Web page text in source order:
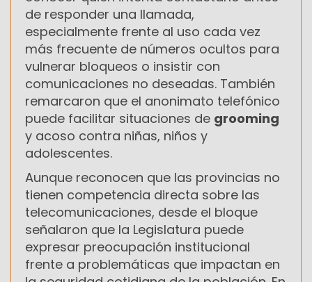
de responder una llamada,
especialmente frente al uso cada vez
más frecuente de números ocultos para
vulnerar bloqueos o insistir con
comunicaciones no deseadas. También
remarcaron que el anonimato telefónico
puede facilitar situaciones de grooming
y acoso contra niñas, niños y
adolescentes.
Aunque reconocen que las provincias no
tienen competencia directa sobre las
telecomunicaciones, desde el bloque
señalaron que la Legislatura puede
expresar preocupación institucional
frente a problemáticas que impactan en